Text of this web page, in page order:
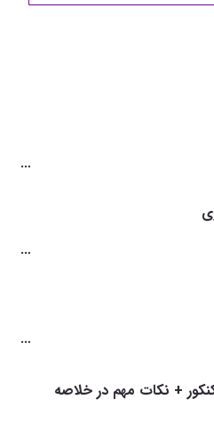
+ نکات مهم در خلاصه